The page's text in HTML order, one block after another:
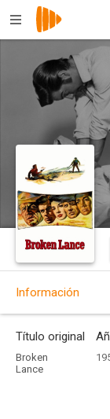
Información
Título original
Broken
Lance